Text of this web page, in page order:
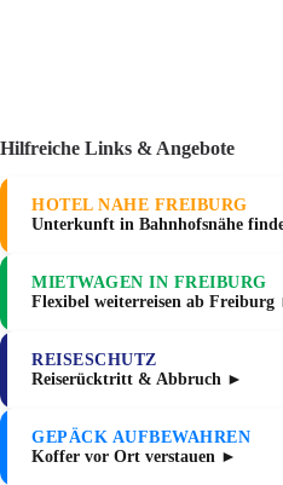
Hilfreiche Links & Angebote
HOTEL NAHE FREIBURG
Unterkunft in Bahnhofsnähe
MIETWAGEN IN FREIBURG
Flexibel weiterreisen ab Freiburg
REISESCHUTZ
Reiserücktritt & Abbruch ►
GEPÄCK AUFBEWAHREN
Koffer vor Ort verstauen ►